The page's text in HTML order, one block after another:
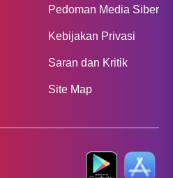
Pedoman Media Siber
Kebijakan Privasi
Saran dan Kritik
Site Map